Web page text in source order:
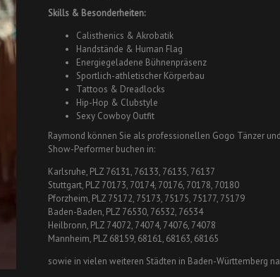
Skills & Besonderheiten:
Calisthenics & Akrobatik
Handstände & Human Flag
Energiegeladene Bühnenpräsenz
Sportlich-athletischer Körperbau
Tattoos & Dreadlocks
Hip-Hop & Clubstyle
Sexy Cowboy Outfit
Raymond können Sie als professionellen Gogo Tänzer und
Show-Performer buchen in:
Karlsruhe, PLZ 76131, 76133, 76135, 76137
Stuttgart, PLZ 70173, 70174, 70176, 70178, 70180
Pforzheim, PLZ 75172, 75173, 75175, 75177, 75179
Baden-Baden, PLZ 76530, 76532, 76534
Heilbronn, PLZ 74072, 74074, 74076, 74078
Mannheim, PLZ 68159, 68161, 68163, 68165
sowie in vielen weiteren Städten in Baden-Württemberg